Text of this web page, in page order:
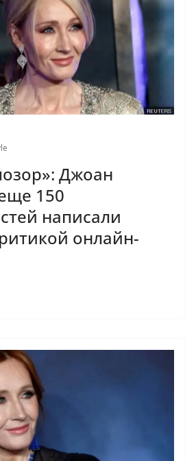
Джоан
150
написали
онлайн-